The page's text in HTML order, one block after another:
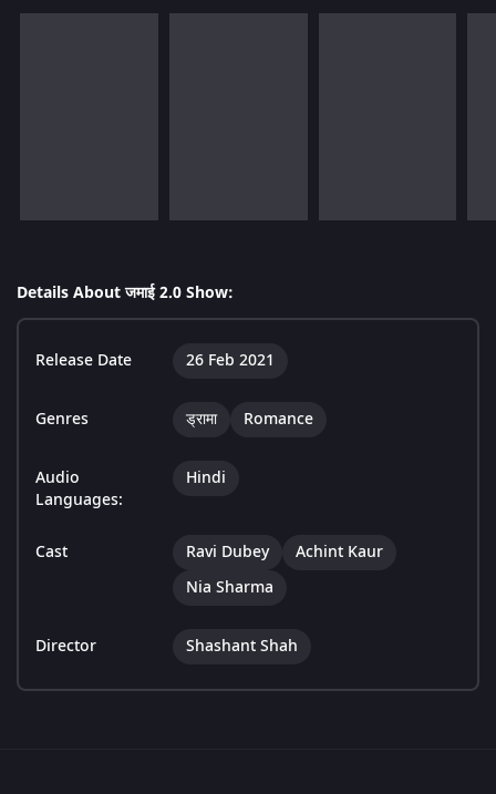
Details About जमाई 2.0 Show:
Release Date 26 Feb 2021
Genres ड्रामा Romance
Audio
Languages:
Hindi
Cast Ravi Dubey
Achint Kaur
Nia Sharma
Director Shashant Shah